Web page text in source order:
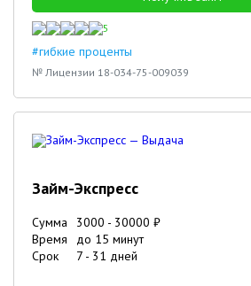
5
#гибкие проценты
№ Лицензии 18-034-75-009039
Займ-Экспресс
Сумма 3000 - 30000 ₽
Время
до 15 минут
Срок
7 - 31 дней